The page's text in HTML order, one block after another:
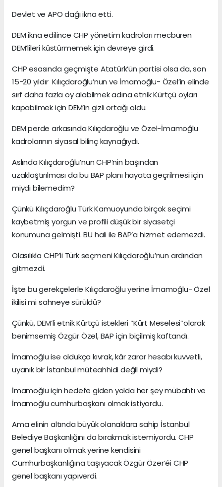
Devlet ve APO dağı ikna etti.
DEM ikna edilince CHP yönetim kadroları mecburen
DEM’lileri küstürmemek için devreye girdi.
CHP esasında geçmişte Atatürk’ün partisi olsa da, son
15-20 yıldır Kılıçdaroğlu’nun ve İmamoğlu- Özel’in elinde
sırf daha fazla oy alabilmek adına etnik Kürtçü oyları
kapabilmek için DEM’in gizli ortağı oldu.
DEM perde arkasında Kılıçdaroğlu ve Özel-İmamoğlu
kadrolarının siyasal bilinç kaynağıydı.
Aslında Kılıçdaroğlu’nun CHP’nin başından
uzaklaştırılması da bu BAP planı hayata geçrilmesi için
miydi bilemedim?
Çünkü Kılıçdaroğlu Türk Kamuoyunda birçok seçimi
kaybetmiş yorgun ve profili düşük bir siyasetçi
konumuna gelmişti. BU hali ile BAP’a hizmet edemezdi.
Olasılıkla CHP’li Türk seçmeni Kılıçdaroğlu’nun ardından
gitmezdi.
İşte bu gerekçelerle Kılıçdaroğlu yerine İmamoğlu- Özel
ikilisi mi sahneye sürüldü?
Çünkü, DEM’li etnik Kürtçü istekleri “Kürt Meselesi”olarak
benimsemiş Özgür Özel, BAP için biçilmiş kaftandı.
İmamoğlu ise oldukça kıvrak, kâr zarar hesabı kuvvetli,
uyanık bir İstanbul müteahhidi değil miydi?
İmamoğlu için hedefe giden yolda her şey mübahtı ve
İmamoğlu cumhurbaşkanı olmak istiyordu.
Ama elinin altında büyük olanaklara sahip İstanbul
Belediye Başkanlığını da bırakmak istemiyordu. CHP
genel başkanı olmak yerine kendisini
Cumhurbaşkanlığına taşıyacak Özgür Özer’éi CHP
genel başkanı yapıverdi.